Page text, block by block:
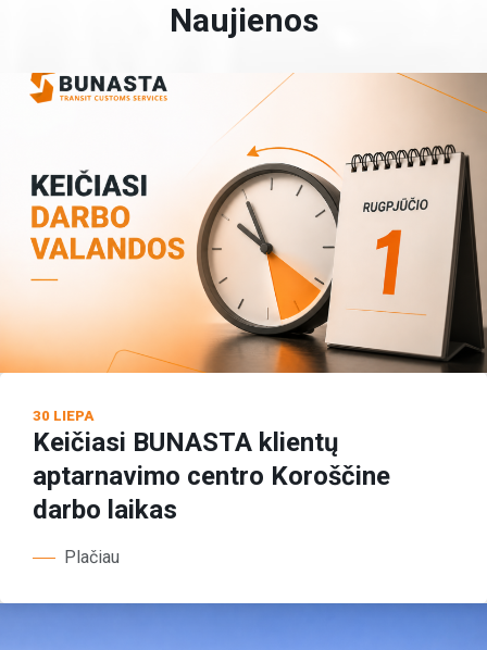
Naujienos
30 LIEPA
Keičiasi BUNASTA klientų
aptarnavimo centro Koroščine
darbo laikas
Plačiau